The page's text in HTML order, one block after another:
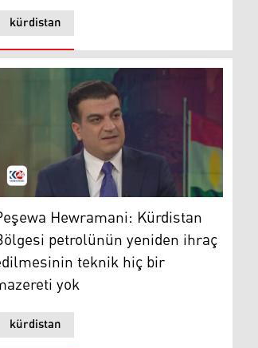
kürdistan
geçecek
Hewramani: Kürdistan Bölgesi
kürdistan
Hewramani: Kürdistan
petrolünün yeniden ihraç
teknik hiç bir
yok